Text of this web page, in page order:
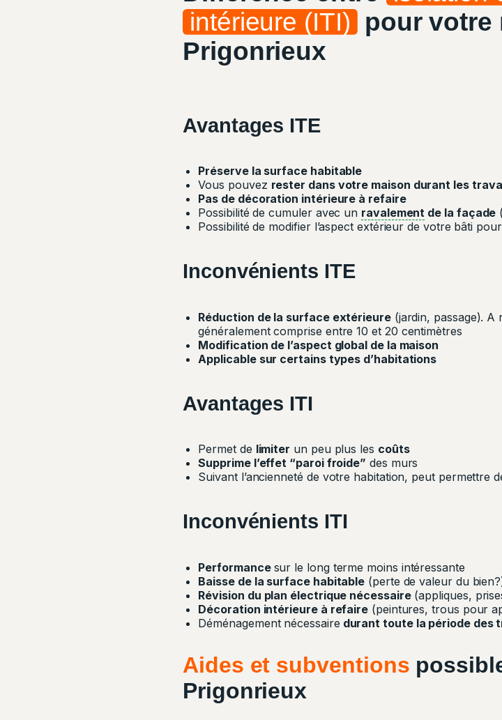
intérieure (ITI) pour votre
Prigonrieux
Avantages ITE
Préserve la surface habitable
Vous pouvez rester dans votre maison durant les
Pas de décoration intérieure à refaire
Possibilité de cumuler avec un ravalement de la façade
Possibilité de modifier l’aspect extérieur de votre bâti
Inconvénients ITE
Réduction de la surface extérieure(jardin, passage). A
généralement comprise entre 10 et 20 centimètres
Modification de l’aspect global de la maison
Applicable sur certains types d’habitations
Avantages ITI
Permet de limiter un peu plus les coûts
Supprime l’effet “paroi froide” des murs
Suivant l’ancienneté de votre habitation, peut permettre
Inconvénients ITI
Performance sur le long terme moins intéressante
Baisse de la surface habitable (perte de valeur du
Révision du plan électrique nécessaire(appliques,
Décoration intérieure à refaire (peintures, trous pour
Déménagement nécessaire durant toute la période des
Aides et subventions
Prigonrieux